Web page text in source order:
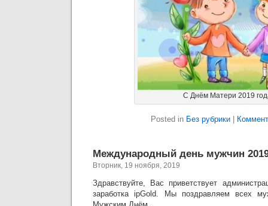
С Днём Матери 2019
Posted in Без рубрики
Международный день мужчин
Вторник, 19 ноября, 2019
Здравствуйте, Вас приветствует
заработка ipGold. Мы поздравляем всех